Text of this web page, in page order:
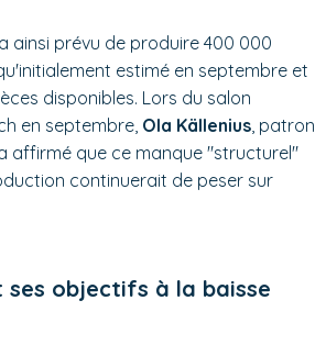
ainsi prévu de produire 400 000
estimé en septembre et
disponibles. Lors du salon
en septembre, Ola Källenius , patron
affirmé que ce manque "structurel"
continuerait de peser sur
ses objectifs à la baisse